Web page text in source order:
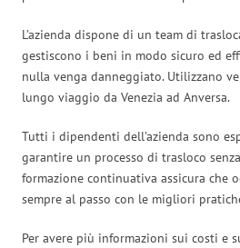
L’azienda dispone di un team di
gestiscono i beni in modo sicuro ed
nulla venga danneggiato. Utilizzano
lungo viaggio da Venezia ad Anversa.
Tutti i dipendenti dell’azienda sono
garantire un processo di trasloco
formazione continuativa assicura che
sempre al passo con le migliori
Per avere più informazioni sui costi e